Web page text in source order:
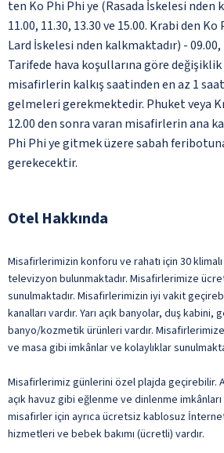
ten Ko Phi Phi ye (Rasada İskelesi nden
11.00, 11.30, 13.30 ve 15.00. Krabi den
Lard İskelesi nden kalkmaktadır) - 09.00,
Tarifede hava koşullarına göre
misafirlerin kalkış saatinden en az 1
gelmeleri gerekmektedir. Phuket veya
12.00 den sonra varan misafirlerin ana
Phi Phi ye gitmek üzere sabah
gerekecektir.
Otel Hakkında
Misafirlerimizin konforu ve rahatı için 30
televizyon bulunmaktadır. Misafirlerimize
sunulmaktadır. Misafirlerimizin iyi vakit
kanalları vardır. Yarı açık banyolar, duş kabini,
banyo/kozmetik ürünleri vardır.
ve masa gibi imkânlar ve kolaylıklar
Misafirlerimiz günlerini özel plajda geçirebilir.
açık havuz gibi eğlenme ve dinlenme
misafirler için ayrıca ücretsiz kablosuz
hizmetleri ve bebek bakımı (ücretli) vardır.